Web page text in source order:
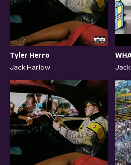
Tyler Herro
Jack Harlow